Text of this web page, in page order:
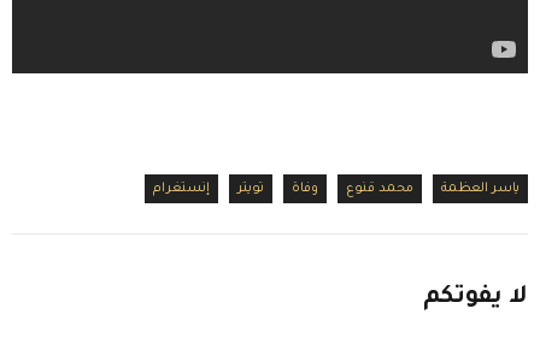
ياسر العظمة محمد قنوع وفاة تويتر إنستغرام
لا يفوتكم